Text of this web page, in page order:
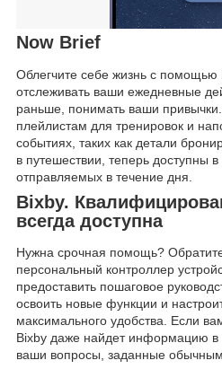
Now Brief
Облегчите себе жизнь с
отслеживать ваши ежедневные
раньше, понимать ваши
плейлистам для тренировок и
событиях, таких как детали
в путешествии, теперь доступны
отправляемых в течение дня.
Bixby.
всегда доступна
Нужна срочная помощь?
персональный контроллер
предоставить пошаговое
освоить новые функции и
максимального удобства. Если
Bixby даже найдет информацию в
ваши вопросы, заданные